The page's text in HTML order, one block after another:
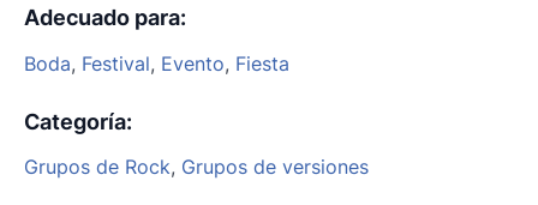
Adecuado para:
Boda, Festival, Evento, Fiesta
Categoría:
Grupos de Rock, Grupos de versiones